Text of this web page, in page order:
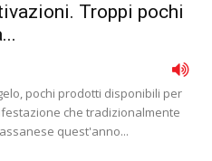
Troppi pochi
pochi prodotti disponibili per
che tradizionalmente
quest'anno...